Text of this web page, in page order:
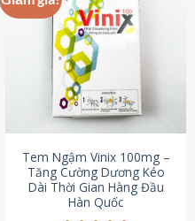
Tem Ngậm Vinix 100mg –
Tăng Cường Dương Kéo
Dài Thời Gian Hàng Đầu
Hàn Quốc